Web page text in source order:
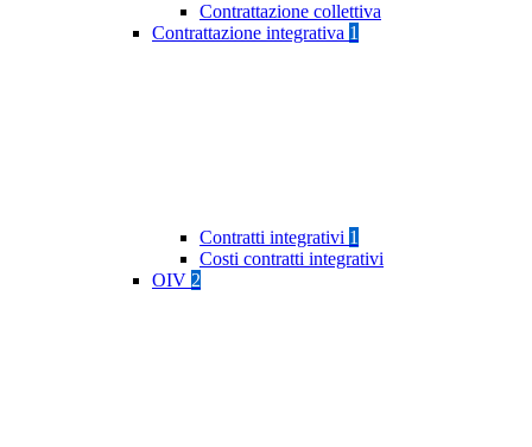
Contrattazione collettiva
Contrattazione integrativa 1
Contratti integrativi 1
Costi contratti integrativi
OIV 2